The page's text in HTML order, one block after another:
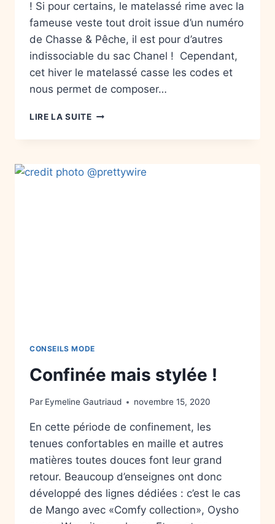
! Si pour certains, le matelassé rime avec la
fameuse veste tout droit issue d’un numéro
de Chasse & Pêche, il est pour d’autres
indissociable du sac Chanel ! Cependant,
cet hiver le matelassé casse les codes et
nous permet de composer…
LIRE LA SUITE
CONSEILS MODE
Confinée mais stylée !
Par Eymeline Gautriaud novembre 15, 2020
En cette période de confinement, les
tenues confortables en maille et autres
matières toutes douces font leur grand
retour. Beaucoup d’enseignes ont donc
développé des lignes dédiées : c’est le cas
de Mango avec «Comfy collection», Oysho